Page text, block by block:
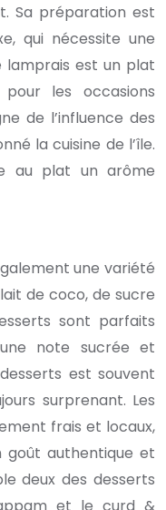
Sa préparation est
qui nécessite une
lamprais est un plat
les occasions
de l’influence des
la cuisine de l’île.
au plat un arôme
une variété
de coco, de sucre
sont parfaits
note sucrée et
est souvent
surprenant. Les
frais et locaux,
goût authentique et
deux des desserts